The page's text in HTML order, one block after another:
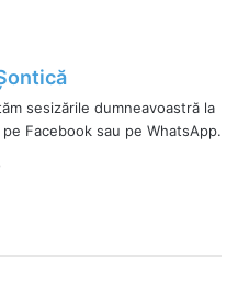
sesizările dumneavoastră la
Facebook sau pe WhatsApp.